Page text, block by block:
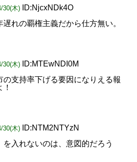
30(木)
ID:NjcxNDk4O
れの覇権主義だから仕方無い。
30(木)
ID:MTEwNDI0M
の支持率下げる要因になりえる報
30(木)
ID:NTM2NTYzN
を入れないのは、意図的だろう